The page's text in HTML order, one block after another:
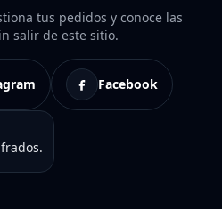
tus pedidos y conoce las
salir de este sitio.
Facebook